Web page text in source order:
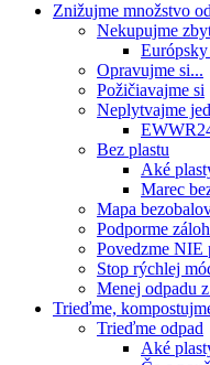
Znižujme množstvo
Nekupujme
Opravujme si...
Požičiavajme si
Neplytvajme
Bez plastu
Aké
Marec
Mapa
Podporme
Povedzme NIE
Stop rýchlej
Menej odpadu
Trieďme,
Trieďme odpad
Aké